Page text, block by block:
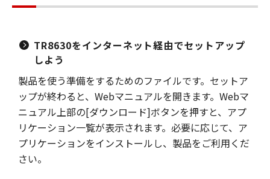
TR8630をインターネット経由でセットアップ
しよう
製品を使う準備をするためのファイルです。セットア
ップが終わると、Webマニュアルを開きます。Webマ
ニュアル上部の[ダウンロード]ボタンを押すと、アプ
リケーション一覧が表示されます。必要に応じて、ア
プリケーションをインストールし、製品をご利用くだ
さい。